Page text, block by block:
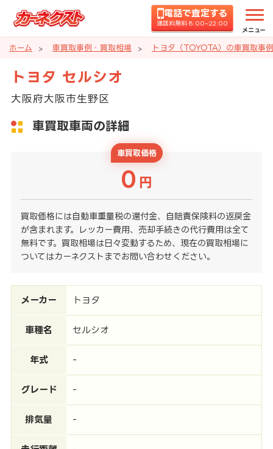
電話で査定する
通話料無料 8:00~22:00
メニュー
ホーム 車買取事例・買取相場 トヨタ（TOYOTA）の車買取事
トヨタ セルシオ
大阪府大阪市生野区
車買取車両の詳細
車買取価格
0 円
買取価格には自動車重量税の還付金、自賠責保険料の返戻金
が含まれます。レッカー費用、売却手続きの代行費用は全て
無料です。買取相場は日々変動するため、現在の買取相場に
ついてはカーネクストまでお問い合わせください。
メーカー トヨタ
車種名 セルシオ
年式 -
グレード -
排気量 -